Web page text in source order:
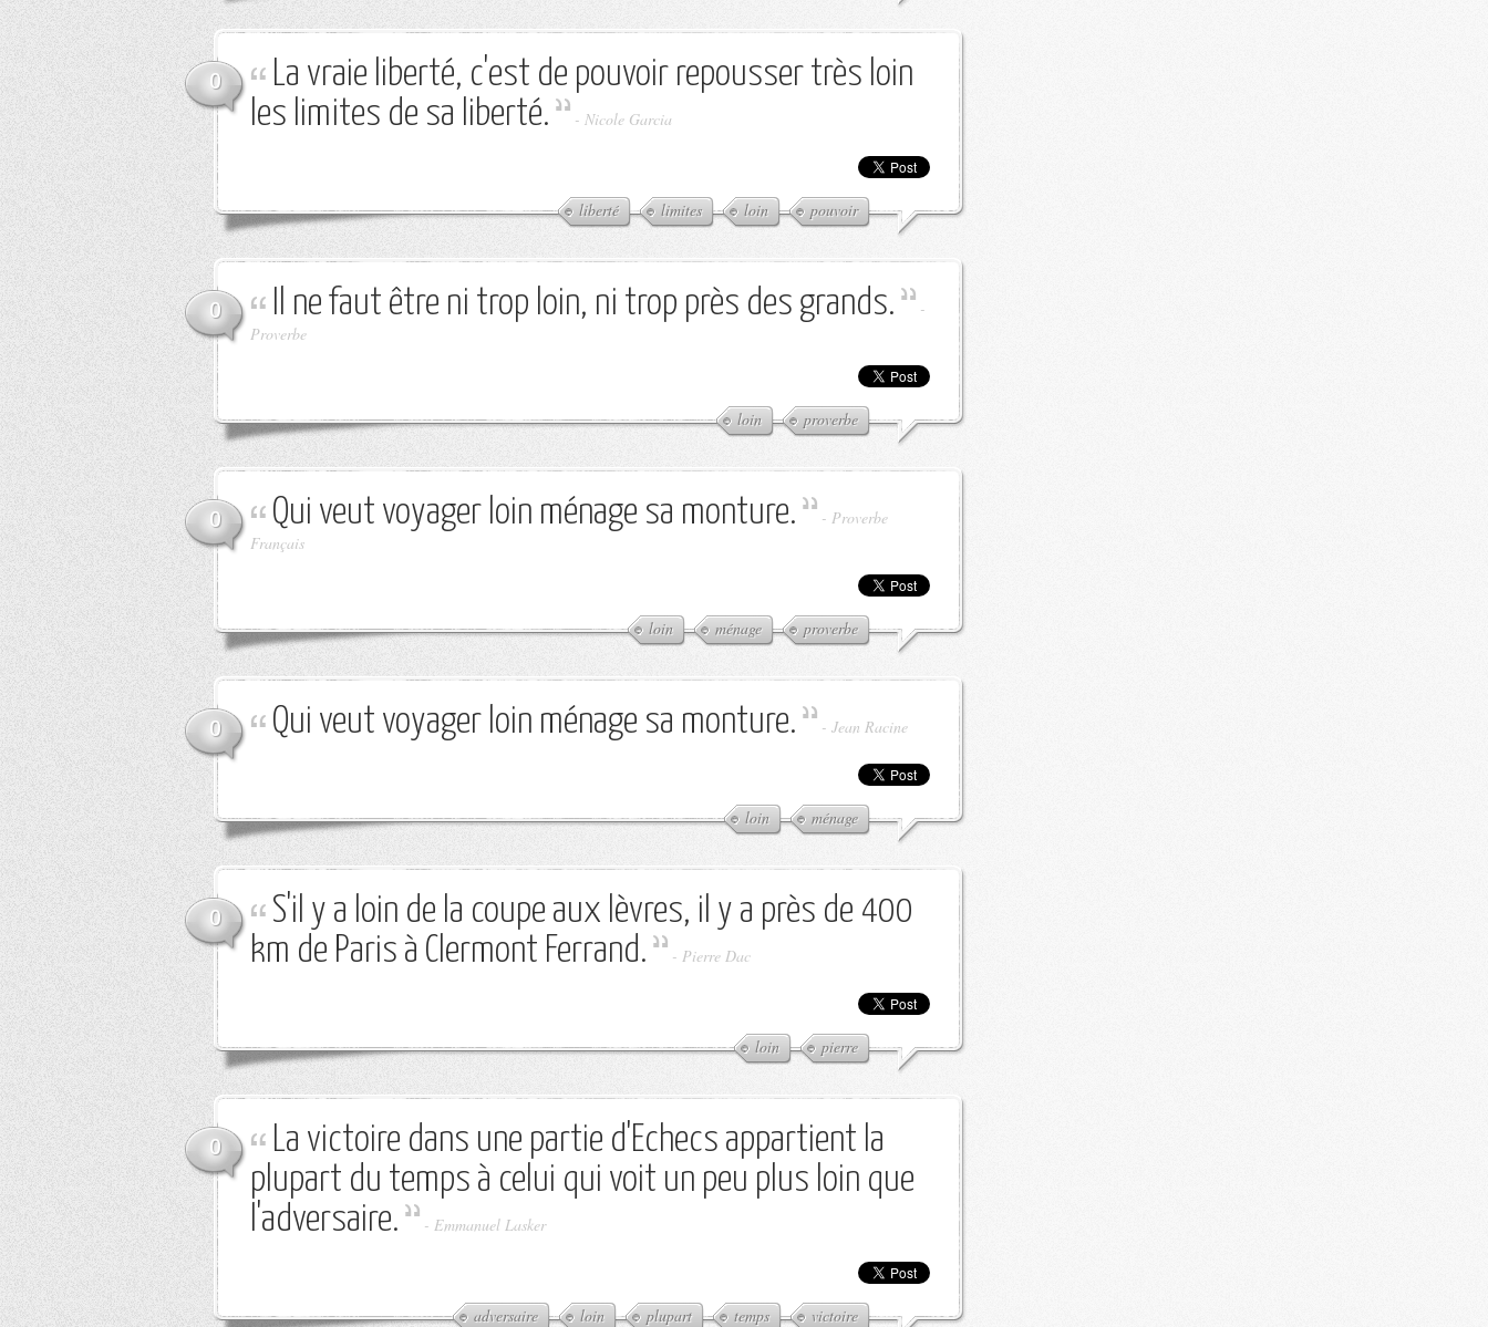
0
La vraie liberté, c'est de pouvoir repousser très loin
les limites de sa liberté.
- Nicole Garcia
liberté limites loin pouvoir
0 Il ne faut être ni trop loin, ni trop près des grands.
-
Proverbe
loin proverbe
0 Qui veut voyager loin ménage sa monture. - Proverbe
Français
loin ménage proverbe
0 Qui veut voyager loin ménage sa monture. - Jean Racine
loin ménage
0
S'il y a loin de la coupe aux lèvres, il y a près de 400
km de Paris à Clermont Ferrand.
- Pierre Dac
loin pierre
0
La victoire dans une partie d'Echecs appartient la
plupart du temps à celui qui voit un peu plus loin que
l'adversaire.
- Emmanuel Lasker
adversaire loin plupart temps victoire